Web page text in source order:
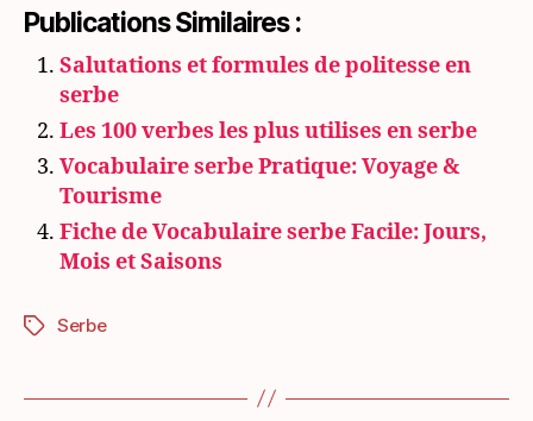
Publications Similaires :
Salutations et formules de politesse en
serbe
Les 100 verbes les plus utilises en serbe
Vocabulaire serbe Pratique: Voyage &
Tourisme
Fiche de Vocabulaire serbe Facile: Jours,
Mois et Saisons
Étiquettes
Serbe